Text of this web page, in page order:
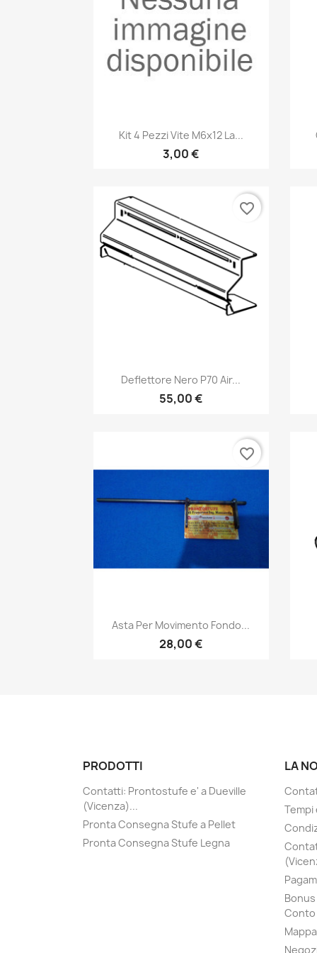
Anteprima
Kit 4 Pezzi Vite M6x12 La...
3,00 €
Anteprima
Deflettore Nero P70 Air...
55,00 €
favorite_border
Anteprima
Asta Per Movimento Fondo...
28,00 €
favorite_border
PRODOTTI
Contatti: Prontostufe e' a Dueville
(Vicenza)...
Pronta Consegna Stufe a Pellet
Pronta Consegna Stufe Legna
LA
Tempi
Conto